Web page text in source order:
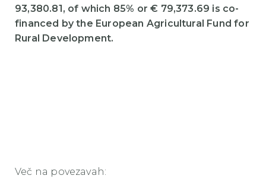
93,380.81, of which 85% or € 79,373.69 is co-
financed by the European Agricultural Fund for
Rural Development.
Več na povezavah: